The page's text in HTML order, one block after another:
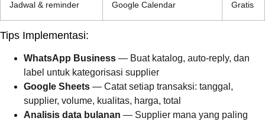
Jadwal & reminder Google Calendar Gratis
Tips Implementasi:
WhatsApp Business — Buat katalog, auto-reply, dan
label untuk kategorisasi supplier
Google Sheets — Catat setiap transaksi: tanggal,
supplier, volume, kualitas, harga, total
Analisis data bulanan — Supplier mana yang paling